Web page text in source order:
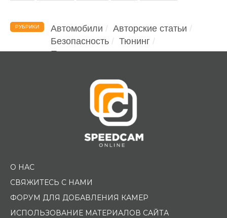
РУБРИКИ Автомобили
Авторские статьи
Безопасность
Тюнинг
Помощь водителю
О НАС
СВЯЖИТЕСЬ С НАМИ
ФОРУМ ДЛЯ ДОБАВЛЕНИЯ КАМЕР
ИСПОЛЬЗОВАНИЕ МАТЕРИАЛОВ САЙТА